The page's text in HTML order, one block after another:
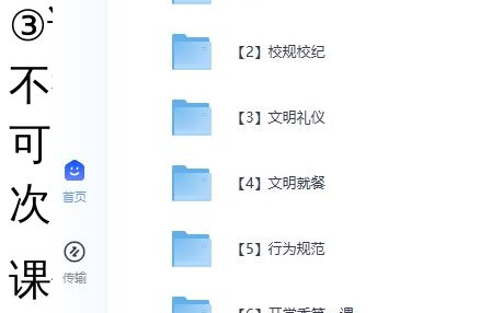
③请购买的用户，牢记提
不换的前提下，若我们
可以免费享受更新。一
次，早买早享受。
课件站：提供一站式备